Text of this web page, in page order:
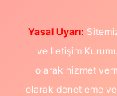
Yasal Uyarı:
ve İletişim
olarak hizmet
olarak denetleme